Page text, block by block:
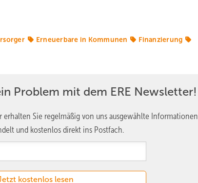
Erneuerbare in Kommunen
Finanzierung
Problem mit dem ERE Newsletter!
erhalten Sie regelmäßig von uns ausgewählte Informationen
und kostenlos direkt ins Postfach.